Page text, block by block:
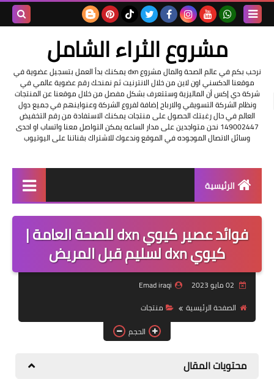
مشروع الثراء الشامل
نرحب بكم في عالم الصحة والمال مشروع dxn يمكنك بدأ العمل بتسجيل عضوية في
موقعنا الدكسني اون لاين من خلال الانترنيت ثم نمنحك رقم عضوية عالمي في
شركة دي إكس أن الماليزية وستتعرف بشكل مفصل من خلال موقعنا عن المنتجات
ونظام الشركة التسويقي والارباح إضافة لفروع الشركة وعنواينهم في جميع دول
العالم في حال رغبتك الحصول على منتجات يمكنك الاستفادة من رقم التخفيض
149002447 نحن متواجدين على مدار الساعه يمكن التواصل معنا واتساب او احدى
وسائل الاتصال الموجوده في الموقع وندعوك للاشتراك بقناتنا على اليوتيوب
الرئيسية
التسجيل في الشركه
عناوين شركة dxn
فرصة عمل
تعرف على DXN
تجارب شفاء
فوائد عصير كيوي dxn للصحة العامة |
كيوي dxn لسليم قبل المريض
Emad iraqi
الصفحة الرئيسية
منتجات
الحجم
محتويات المقال